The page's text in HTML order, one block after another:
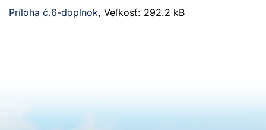
Príloha č.6-doplnok, Veľkosť: 292.2 kB